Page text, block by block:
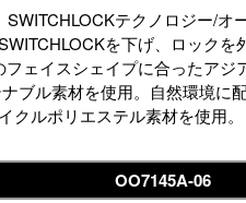
テクノロジー/オ
を下げ、ロックを
ェイスシェイプに合ったアジ
ブル素材を使用。自然環境に
ルポリエステル素材を使用。
OO7145A-06